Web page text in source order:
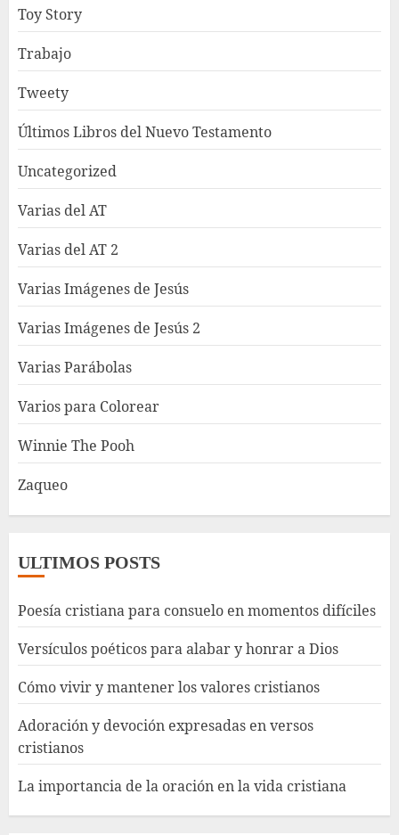
Toy Story
Trabajo
Tweety
Últimos Libros del Nuevo Testamento
Uncategorized
Varias del AT
Varias del AT 2
Varias Imágenes de Jesús
Varias Imágenes de Jesús 2
Varias Parábolas
Varios para Colorear
Winnie The Pooh
Zaqueo
ULTIMOS POSTS
Poesía cristiana para consuelo en momentos difíciles
Versículos poéticos para alabar y honrar a Dios
Cómo vivir y mantener los valores cristianos
Adoración y devoción expresadas en versos
cristianos
La importancia de la oración en la vida cristiana